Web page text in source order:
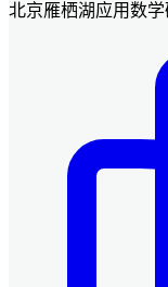
北京雁栖湖应用数学